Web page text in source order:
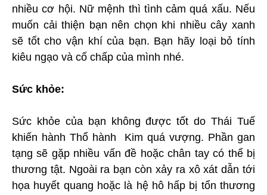
nhiều cơ hội. Nữ mệnh thì tình cảm quá xấu. Nếu
muốn cải thiện bạn nên chọn khi nhiều cây xanh
sẽ tốt cho vận khí của bạn. Bạn hãy loại bỏ tính
kiêu ngạo và cố chấp của mình nhé.
Sức khỏe:
Sức khỏe của bạn không được tốt do Thái Tuế
khiến hành Thổ hành Kim quá vượng. Phần gan
tạng sẽ gặp nhiều vấn đề hoặc chân tay có thể bị
thương tật. Ngoài ra bạn còn xảy ra xô xát dẫn tới
họa huyết quang hoặc là hệ hô hấp bị tổn thương